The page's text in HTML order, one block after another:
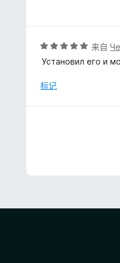
5
评
分
/
来自
Установил его и
标记